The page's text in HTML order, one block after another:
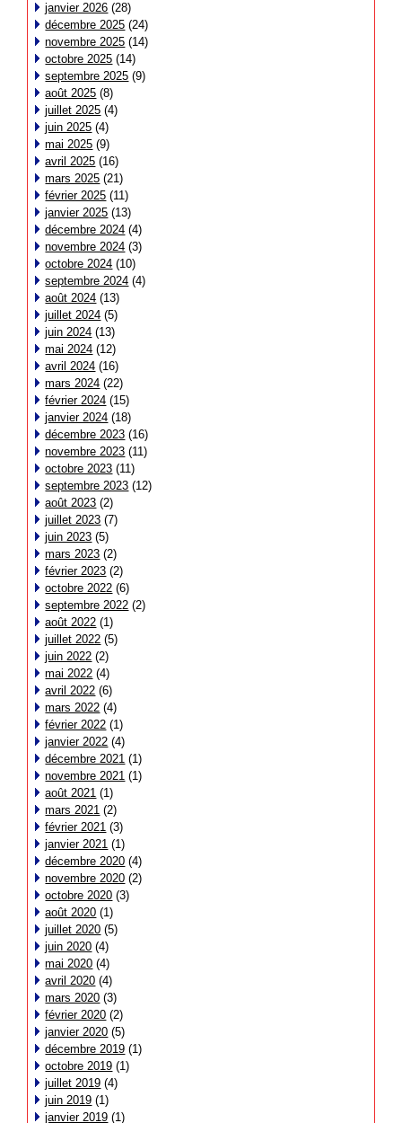
janvier 2026 (28)
décembre 2025 (24)
novembre 2025 (14)
octobre 2025 (14)
septembre 2025 (9)
août 2025 (8)
juillet 2025 (4)
juin 2025 (4)
mai 2025 (9)
avril 2025 (16)
mars 2025 (21)
février 2025 (11)
janvier 2025 (13)
décembre 2024 (4)
novembre 2024 (3)
octobre 2024 (10)
septembre 2024 (4)
août 2024 (13)
juillet 2024 (5)
juin 2024 (13)
mai 2024 (12)
avril 2024 (16)
mars 2024 (22)
février 2024 (15)
janvier 2024 (18)
décembre 2023 (16)
novembre 2023 (11)
octobre 2023 (11)
septembre 2023 (12)
août 2023 (2)
juillet 2023 (7)
juin 2023 (5)
mars 2023 (2)
février 2023 (2)
octobre 2022 (6)
septembre 2022 (2)
août 2022 (1)
juillet 2022 (5)
juin 2022 (2)
mai 2022 (4)
avril 2022 (6)
mars 2022 (4)
février 2022 (1)
janvier 2022 (4)
décembre 2021 (1)
novembre 2021 (1)
août 2021 (1)
mars 2021 (2)
février 2021 (3)
janvier 2021 (1)
décembre 2020 (4)
novembre 2020 (2)
octobre 2020 (3)
août 2020 (1)
juillet 2020 (5)
juin 2020 (4)
mai 2020 (4)
avril 2020 (4)
mars 2020 (3)
février 2020 (2)
janvier 2020 (5)
décembre 2019 (1)
octobre 2019 (1)
juillet 2019 (4)
juin 2019 (1)
janvier 2019 (1)